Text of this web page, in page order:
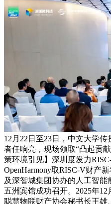
12月22日至23日，中文大学
者任响亮，现场领取“凸起贡
策环境引见】深圳度发力
OpenHarmony取RISC-V财产
及深智城集团协办的人工智
五洲宾馆成功召开。2025年12
聪慧物联财产协会秘书长王